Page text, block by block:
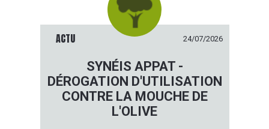
ACTU 24/07/2026
SYNÉIS APPAT -
DÉROGATION D'UTILISATION
CONTRE LA MOUCHE DE
L'OLIVE